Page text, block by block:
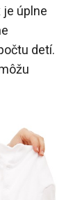
je úplne
detí.